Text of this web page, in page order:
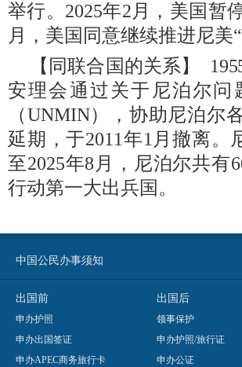
举行。2025年2月，美国暂
月，美国同意继续推进尼美
【同联合国的关系】
安理会通过关于尼泊尔
（UNMIN），协助尼泊尔
延期，于2011年1月撤离
至2025年8月，尼泊尔共有
行动第一大出兵国。
中国公民办事须知
出国前
申办护照
申办出国签证
申办APEC商务旅行卡
出国后
领事保护
申办护照/旅行证
申办公证